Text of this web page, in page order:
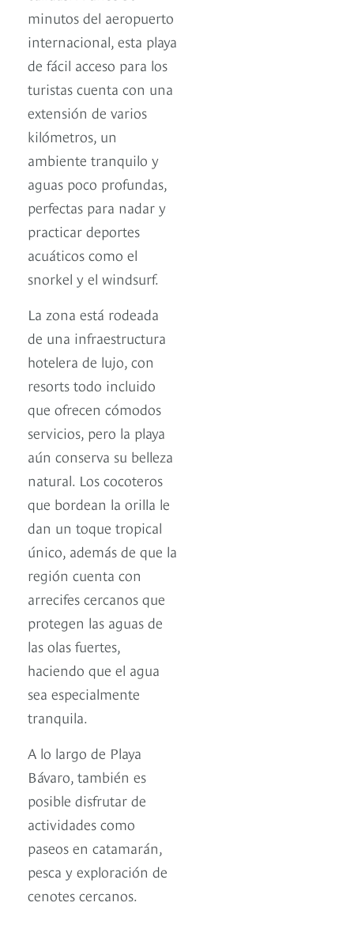
minutos del aeropuerto
internacional, esta playa
de fácil acceso para los
turistas cuenta con una
extensión de varios
kilómetros, un
ambiente tranquilo y
aguas poco profundas,
perfectas para nadar y
practicar deportes
acuáticos como el
snorkel y el windsurf.
La zona está rodeada
de una infraestructura
hotelera de lujo, con
resorts todo incluido
que ofrecen cómodos
servicios, pero la playa
aún conserva su belleza
natural. Los cocoteros
que bordean la orilla le
dan un toque tropical
único, además de que la
región cuenta con
arrecifes cercanos que
protegen las aguas de
las olas fuertes,
haciendo que el agua
sea especialmente
tranquila.
A lo largo de Playa
Bávaro, también es
posible disfrutar de
actividades como
paseos en catamarán,
pesca y exploración de
cenotes cercanos.